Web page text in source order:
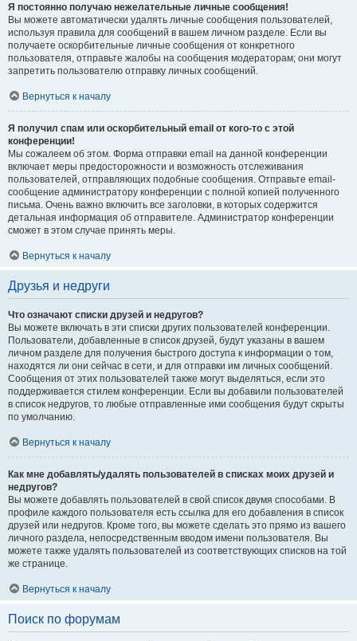
Я постоянно получаю нежелательные личные сообщения!
Вы можете автоматически удалять личные сообщения пользователей,
используя правила для сообщений в вашем личном разделе. Если вы
получаете оскорбительные личные сообщения от конкретного
пользователя, отправьте жалобы на сообщения модераторам; они могут
запретить пользователю отправку личных сообщений.
Вернуться к началу
Я получил спам или оскорбительный email от кого-то с этой
конференции!
Мы сожалеем об этом. Форма отправки email на данной конференции
включает меры предосторожности и возможность отслеживания
пользователей, отправляющих подобные сообщения. Отправьте email-
сообщение администратору конференции с полной копией полученного
письма. Очень важно включить все заголовки, в которых содержится
детальная информация об отправителе. Администратор конференции
сможет в этом случае принять меры.
Вернуться к началу
Друзья и недруги
Что означают списки друзей и недругов?
Вы можете включать в эти списки других пользователей конференции.
Пользователи, добавленные в список друзей, будут указаны в вашем
личном разделе для получения быстрого доступа к информации о том,
находятся ли они сейчас в сети, и для отправки им личных сообщений.
Сообщения от этих пользователей также могут выделяться, если это
поддерживается стилем конференции. Если вы добавили пользователей
в список недругов, то любые отправленные ими сообщения будут скрыты
по умолчанию.
Вернуться к началу
Как мне добавлять/удалять пользователей в списках моих друзей и
недругов?
Вы можете добавлять пользователей в свой список двумя способами. В
профиле каждого пользователя есть ссылка для его добавления в список
друзей или недругов. Кроме того, вы можете сделать это прямо из вашего
личного раздела, непосредственным вводом имени пользователя. Вы
можете также удалять пользователей из соответствующих списков на той
же странице.
Вернуться к началу
Поиск по форумам